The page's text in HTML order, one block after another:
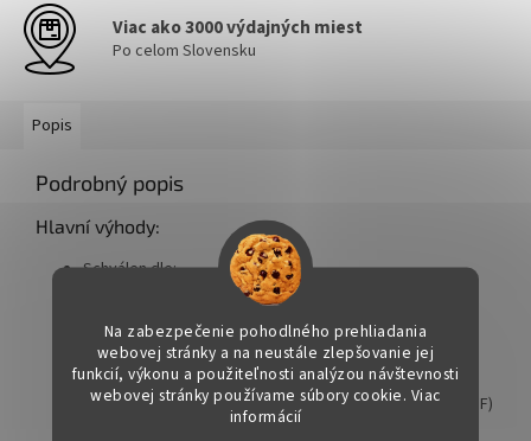
Na zabezpečenie pohodlného prehliadania
webovej stránky a na neustále zlepšovanie jej
funkcií, výkonu a použiteľnosti analýzou návštevnosti
webovej stránky používame súbory cookie. Viac
informácií
Viac ako 3000 výdajných miest
Po celom Slovensku
Popis
Podrobný popis
Hlavní výhody:
Schválen dle:
– Splňuje FIAT 9.55535-S1, IVECO 18-1811 SC1
– Doporučeno pro Toyota
Nízký obsah SAPS– šetrný k filtrům pevných částic (DPF)
a dalším emisním systémům